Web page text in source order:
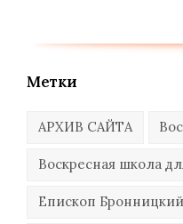
Метки
АРХИВ САЙТА
Воскресная школа
Епископ